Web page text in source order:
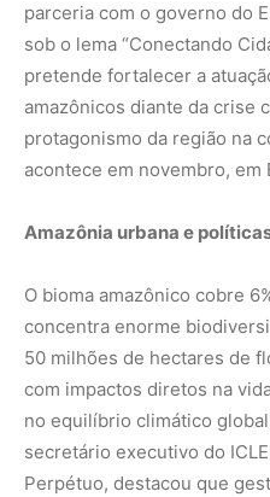
parceria com o governo do
sob o lema “Conectando
pretende fortalecer a
amazônicos diante da crise
protagonismo da região na
acontece em novembro, em
Amazônia urbana e
O bioma amazônico cobre
concentra enorme
50 milhões de hectares de
com impactos diretos na
no equilíbrio climático
secretário executivo do
Perpétuo, destacou que